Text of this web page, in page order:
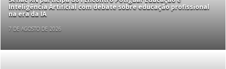
Inteligência Artificial com debate sobre educação profissional
na era da IA
7 DE AGOSTO DE 2026